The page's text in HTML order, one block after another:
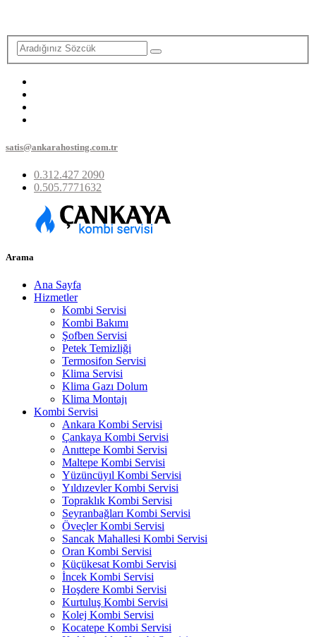
satis@ankarahosting.com.tr
0.312.427 2090
0.505.7771632
Arama
Ana Sayfa
Hizmetler
Kombi Servisi
Kombi Bakımı
Şofben Servisi
Petek Temizliği
Termosifon Servisi
Klima Servisi
Klima Gazı Dolum
Klima Montajı
Kombi Servisi
Ankara Kombi Servisi
Çankaya Kombi Servisi
Anıttepe Kombi Servisi
Maltepe Kombi Servisi
Yüzüncüyıl Kombi Servisi
Yıldızevler Kombi Servisi
Topraklık Kombi Servisi
Seyranbağları Kombi Servisi
Öveçler Kombi Servisi
Sancak Mahallesi Kombi Servisi
Oran Kombi Servisi
Küçükesat Kombi Servisi
İncek Kombi Servisi
Hoşdere Kombi Servisi
Kurtuluş Kombi Servisi
Kolej Kombi Servisi
Kocatepe Kombi Servisi